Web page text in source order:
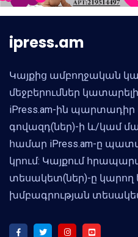
ipress.am
Կայքից ամբողջական
մեջբերումներ
iPress.am-ին պարտադիր
գովազդ(ներ)-ի և/կամ
համար iPress.am-ը
կրում: Կայքում
տեսակետ(ներ)-ը կարող
խմբագրության